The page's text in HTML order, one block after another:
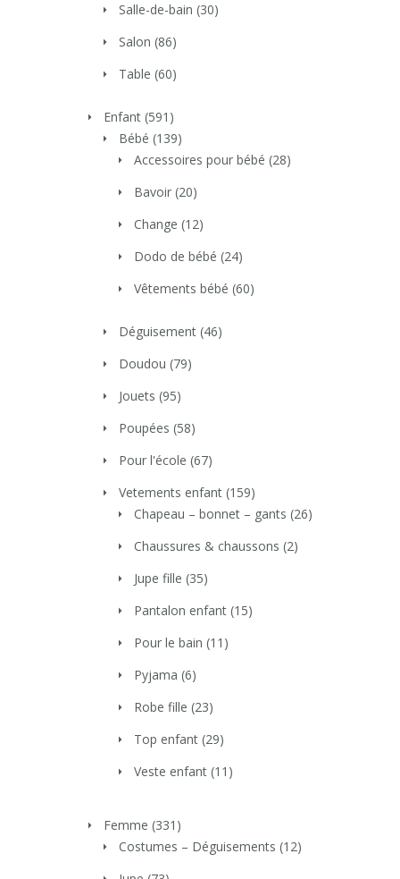
Salle-de-bain (30)
Salon (86)
Table (60)
Enfant (591)
Bébé (139)
Accessoires pour bébé (28)
Bavoir (20)
Change (12)
Dodo de bébé (24)
Vêtements bébé (60)
Déguisement (46)
Doudou (79)
Jouets (95)
Poupées (58)
Pour l'école (67)
Vetements enfant (159)
Chapeau – bonnet – gants (26)
Chaussures & chaussons (2)
Jupe fille (35)
Pantalon enfant (15)
Pour le bain (11)
Pyjama (6)
Robe fille (23)
Top enfant (29)
Veste enfant (11)
Femme (331)
Costumes – Déguisements (12)